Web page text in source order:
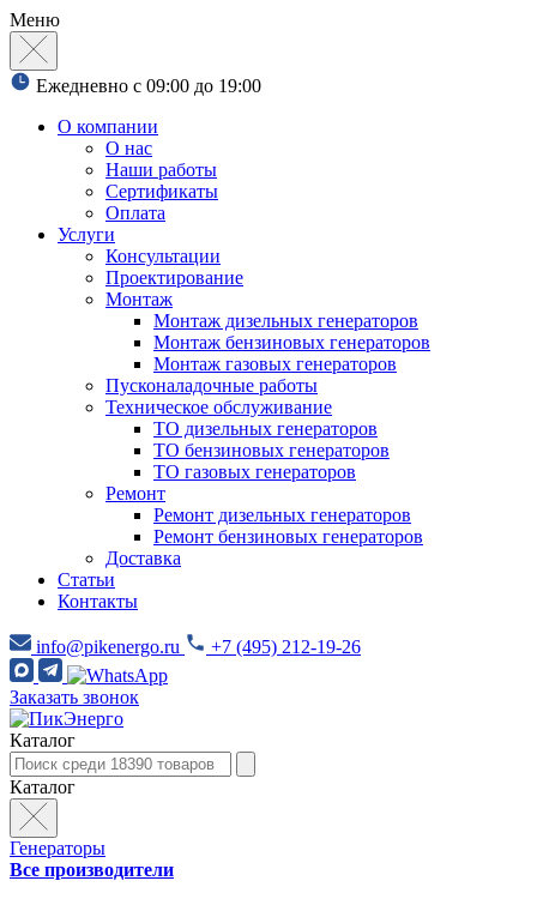
Меню
Ежедневно с 09:00 до 19:00
О компании
О нас
Наши работы
Сертификаты
Оплата
Услуги
Консультации
Проектирование
Монтаж
Монтаж дизельных генераторов
Монтаж бензиновых генераторов
Монтаж газовых генераторов
Пусконаладочные работы
Техническое обслуживание
ТО дизельных генераторов
ТО бензиновых генераторов
ТО газовых генераторов
Ремонт
Ремонт дизельных генераторов
Ремонт бензиновых генераторов
Доставка
Статьи
Контакты
info@pikenergo.ru +7 (495) 212-19-26
Заказать звонок
Каталог
Каталог
Генераторы
Все производители